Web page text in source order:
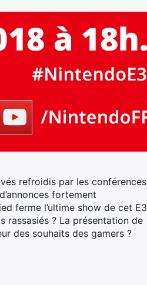
refroidis par les conférences
fortement
ferme l’ultime show de cet E3
rassasiés ? La présentation de
des souhaits des gamers ?